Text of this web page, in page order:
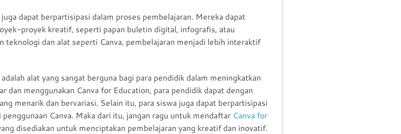
dapat berpartisipasi dalam proses pembelajaran. Mereka dapat
proyek kreatif, seperti papan buletin digital, infografis, atau
teknologi dan alat seperti Canva, pembelajaran menjadi lebih interaktif
alat yang sangat berguna bagi para pendidik dalam meningkatkan
dan menggunakan Canva for Education, para pendidik dapat dengan
menarik dan bervariasi. Selain itu, para siswa juga dapat berpartisipasi
Canva. Maka dari itu, jangan ragu untuk mendaftar Canva for
disediakan untuk menciptakan pembelajaran yang kreatif dan inovatif.